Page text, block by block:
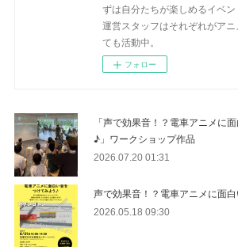
ずは自分たちが楽しめるイベン
運営スタッフはそれぞれがア
ても活動中。
フォロー
「声で効果音！？電車アニメに
♪」ワークショップ作品
2026.07.20 01:31
声で効果音！？電車アニメに面
2026.05.18 09:30